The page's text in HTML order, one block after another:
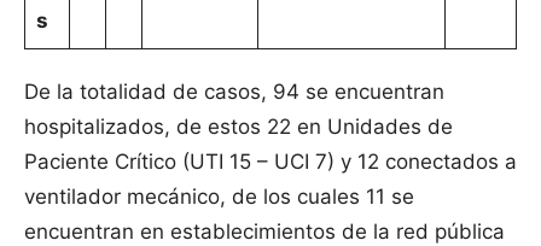
s
De la totalidad de casos, 94 se encuentran
hospitalizados, de estos 22 en Unidades de
Paciente Crítico (UTI 15 – UCI 7) y 12 conectados a
ventilador mecánico, de los cuales 11 se
encuentran en establecimientos de la red pública